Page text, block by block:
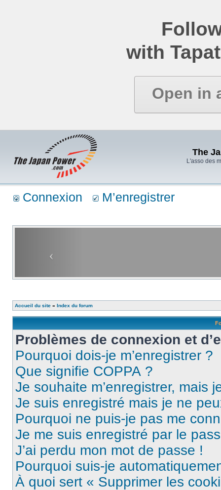
with
Open in
The
L'asso des
Connexion M’enregistrer
Accueil du site » Index du forum
Problèmes de connexion et
Pourquoi dois-je m’enregistrer ?
Que signifie COPPA ?
Je souhaite m’enregistrer, mais
Je suis enregistré mais je ne
Pourquoi ne puis-je pas me
Je me suis enregistré par le
J’ai perdu mon mot de passe !
Pourquoi suis-je
À quoi sert « Supprimer les